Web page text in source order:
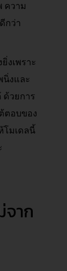
ความ
กว่า
งเพราะ
นิ่งและ
ด้วยการ
ตอบของ
โมเดลนี้
จาก